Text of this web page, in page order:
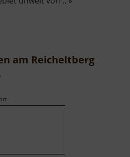
am Reicheltberg